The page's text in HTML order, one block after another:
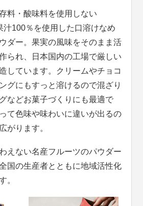
料・酸味料を使用しない
汁100％を使用した口溶けなめ
ダー。果実の風味をそのまま活
られ、日本国内の工場で厳しい
しています。クリームやチョコ
グにもすっと溶けるので混ざり
などお菓子づくりにも最適で
て色味や味わいに違いが出るの
がります。
えない名産フルーツのパウダー
国の生産者とともに地域活性化
。